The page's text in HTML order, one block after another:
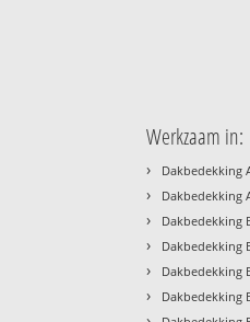
Werkzaam in:
› Dakbedekking
› Dakbedekking
› Dakbedekking
› Dakbedekking
› Dakbedekking
› Dakbedekking